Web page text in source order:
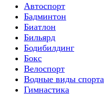
Автоспорт
Бадминтон
Биатлон
Бильярд
Бодибилдинг
Бокс
Велоспорт
Водные виды спорта
Гимнастика